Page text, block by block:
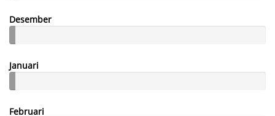
Desember
Januari
Februari